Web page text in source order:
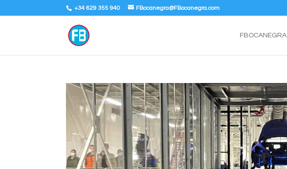
+34 629 355 940 FBocanegra@FBocanegra.com
FBOCANEGRA